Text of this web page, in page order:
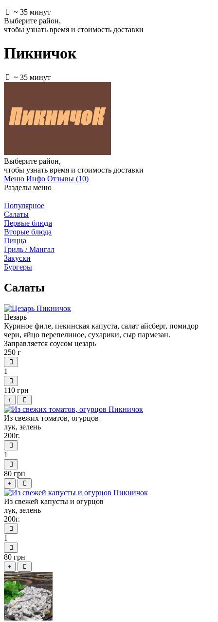
~ 35 минут
Выберите район,
чтобы узнать время и стоимость доставки
Пикничок
~ 35 минут
Выберите район,
чтобы узнать время и стоимость доставки
Меню Инфо Отзывы (10)
Разделы меню
Популярное
Салаты
Первые блюда
Вторые блюда
Пицца
Гриль / Мангал
Закуски
Бургеры
Салаты
Цезарь
Куриное филе, пекинская капуста, салат айсберг, помидор
чери, яйцо перепелиное, сухарики, сыр пармезан.
Заправляется соусом цезарь
250 г
1
110 грн
+
Из свежих томатов, огурцов
лук, зелень
200г.
1
80 грн
+
Из свежей капусты и огурцов
лук, зелень
200г.
1
80 грн
+